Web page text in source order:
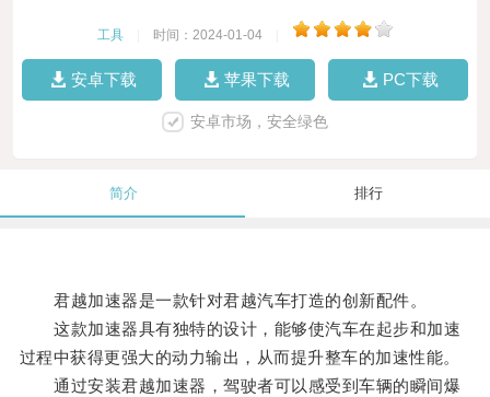
工具 时间：2024-01-04
安卓下载 苹果下载 PC下载
安卓市场，安全绿色
简介 排行
君越加速器是一款针对君越汽车打造的创新配件。
这款加速器具有独特的设计，能够使汽车在起步和加速
过程中获得更强大的动力输出，从而提升整车的加速性能。
通过安装君越加速器，驾驶者可以感受到车辆的瞬间爆